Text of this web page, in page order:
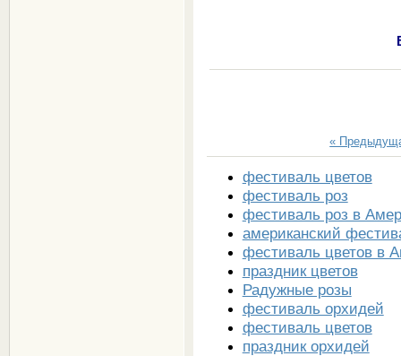
«
фестиваль цветов
фестиваль роз
фестиваль роз в
американский
фестиваль цветов в
праздник цветов
Радужные розы
фестиваль орхидей
фестиваль цветов
праздник орхидей